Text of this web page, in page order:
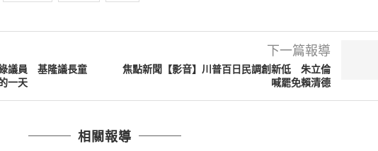
議員 基隆議長童
一天
下一篇報導
焦點新聞【影音】川普百日民調創新低 朱立倫
喊罷免賴清德
相關報導